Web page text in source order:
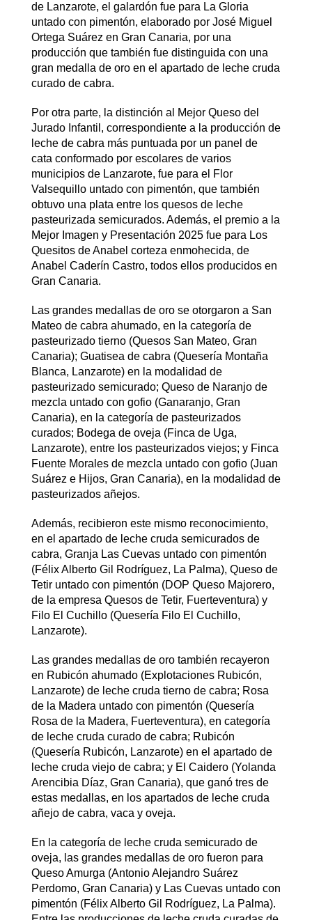
de Lanzarote, el galardón fue para La Gloria
untado con pimentón, elaborado por José Miguel
Ortega Suárez en Gran Canaria, por una
producción que también fue distinguida con una
gran medalla de oro en el apartado de leche cruda
curado de cabra.
Por otra parte, la distinción al Mejor Queso del
Jurado Infantil, correspondiente a la producción de
leche de cabra más puntuada por un panel de
cata conformado por escolares de varios
municipios de Lanzarote, fue para el Flor
Valsequillo untado con pimentón, que también
obtuvo una plata entre los quesos de leche
pasteurizada semicurados. Además, el premio a la
Mejor Imagen y Presentación 2025 fue para Los
Quesitos de Anabel corteza enmohecida, de
Anabel Caderín Castro, todos ellos producidos en
Gran Canaria.
Las grandes medallas de oro se otorgaron a San
Mateo de cabra ahumado, en la categoría de
pasteurizado tierno (Quesos San Mateo, Gran
Canaria); Guatisea de cabra (Quesería Montaña
Blanca, Lanzarote) en la modalidad de
pasteurizado semicurado; Queso de Naranjo de
mezcla untado con gofio (Ganaranjo, Gran
Canaria), en la categoría de pasteurizados
curados; Bodega de oveja (Finca de Uga,
Lanzarote), entre los pasteurizados viejos; y Finca
Fuente Morales de mezcla untado con gofio (Juan
Suárez e Hijos, Gran Canaria), en la modalidad de
pasteurizados añejos.
Además, recibieron este mismo reconocimiento,
en el apartado de leche cruda semicurados de
cabra, Granja Las Cuevas untado con pimentón
(Félix Alberto Gil Rodríguez, La Palma), Queso de
Tetir untado con pimentón (DOP Queso Majorero,
de la empresa Quesos de Tetir, Fuerteventura) y
Filo El Cuchillo (Quesería Filo El Cuchillo,
Lanzarote).
Las grandes medallas de oro también recayeron
en Rubicón ahumado (Explotaciones Rubicón,
Lanzarote) de leche cruda tierno de cabra; Rosa
de la Madera untado con pimentón (Quesería
Rosa de la Madera, Fuerteventura), en categoría
de leche cruda curado de cabra; Rubicón
(Quesería Rubicón, Lanzarote) en el apartado de
leche cruda viejo de cabra; y El Caidero (Yolanda
Arencibia Díaz, Gran Canaria), que ganó tres de
estas medallas, en los apartados de leche cruda
añejo de cabra, vaca y oveja.
En la categoría de leche cruda semicurado de
oveja, las grandes medallas de oro fueron para
Queso Amurga (Antonio Alejandro Suárez
Perdomo, Gran Canaria) y Las Cuevas untado con
pimentón (Félix Alberto Gil Rodríguez, La Palma).